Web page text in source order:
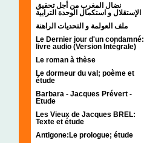
نضال المغرب من أجل تحقيق
الإستقلال و استكمال الوحدة الترابية
ملف العولمة و التحديات الراهنة
Le Dernier jour d'un condamné:
livre audio (Version Intégrale)
Le roman à thèse
Le dormeur du val; poème et
étude
Barbara - Jacques Prévert -
Etude
Les Vieux de Jacques BREL:
Texte et étude
Antigone:Le prologue; étude